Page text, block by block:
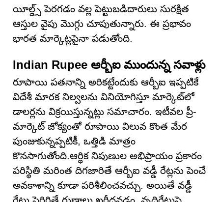
యీల్డ్స్ పెరగడం వల్ల పెట్టుబడిదారులు సురక్షిత
ఆస్తుల వైపు మొగ్గు చూపుతున్నారు. ఈ ప్రభావం
భారత మార్కెట్లపైనా పడుతోంది.
Indian Rupee ఆర్బీఐ ముందున్న సవాళ్లు
రూపాయి పతనాన్ని అరికట్టేందుకు ఆర్బీఐ ఇప్పటికే
విదేశీ మారక నిల్వలను వినియోగిస్తూ మార్కెట్‌లో
డాలర్లను విక్రయిస్తున్నట్లు సమాచారం. ఇటీవల ప్రీ-
మార్కెట్ జోక్యంతో రూపాయి విలువ కొంత మేర
పుంజుకున్నప్పటికీ, ఒత్తిడి మాత్రం
కొనసాగుతోంది.ఆర్థిక నిపుణుల అభిప్రాయం ప్రకారం
పరిస్థితి మరింత దిగజారితే ఆర్బీఐ వడ్డీ రేట్లను పెంచే
అవకాశాన్ని కూడా పరిశీలించవచ్చు. అయితే వడ్డీ